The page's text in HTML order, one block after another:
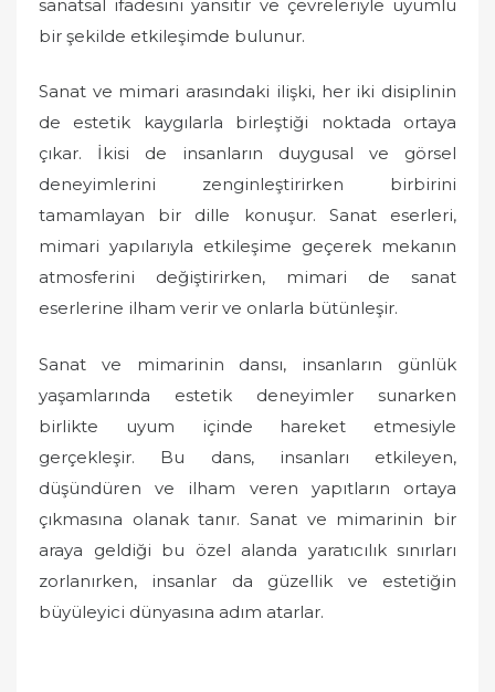
sanatsal ifadesini yansıtır ve çevreleriyle uyumlu
bir şekilde etkileşimde bulunur.
Sanat ve mimari arasındaki ilişki, her iki disiplinin
de estetik kaygılarla birleştiği noktada ortaya
çıkar. İkisi de insanların duygusal ve görsel
deneyimlerini zenginleştirirken birbirini
tamamlayan bir dille konuşur. Sanat eserleri,
mimari yapılarıyla etkileşime geçerek mekanın
atmosferini değiştirirken, mimari de sanat
eserlerine ilham verir ve onlarla bütünleşir.
Sanat ve mimarinin dansı, insanların günlük
yaşamlarında estetik deneyimler sunarken
birlikte uyum içinde hareket etmesiyle
gerçekleşir. Bu dans, insanları etkileyen,
düşündüren ve ilham veren yapıtların ortaya
çıkmasına olanak tanır. Sanat ve mimarinin bir
araya geldiği bu özel alanda yaratıcılık sınırları
zorlanırken, insanlar da güzellik ve estetiğin
büyüleyici dünyasına adım atarlar.